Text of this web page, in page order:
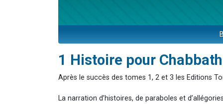
Il reste
2 personnes
8
1 Histoire pour
Après le succès des tomes 1, 2 et 3 les Editions
La narration d’histoires, de paraboles et